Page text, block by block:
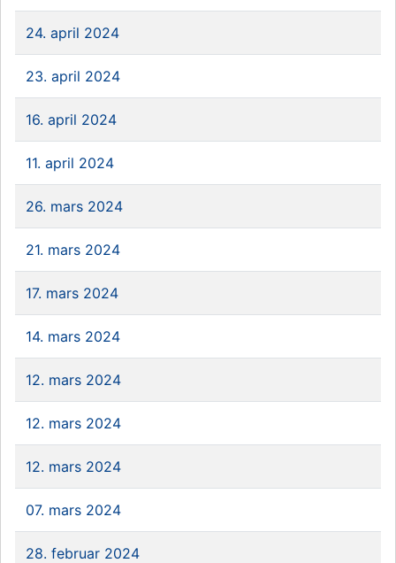
24. april 2024
23. april 2024
16. april 2024
11. april 2024
26. mars 2024
21. mars 2024
17. mars 2024
14. mars 2024
12. mars 2024
12. mars 2024
12. mars 2024
07. mars 2024
28. februar 2024